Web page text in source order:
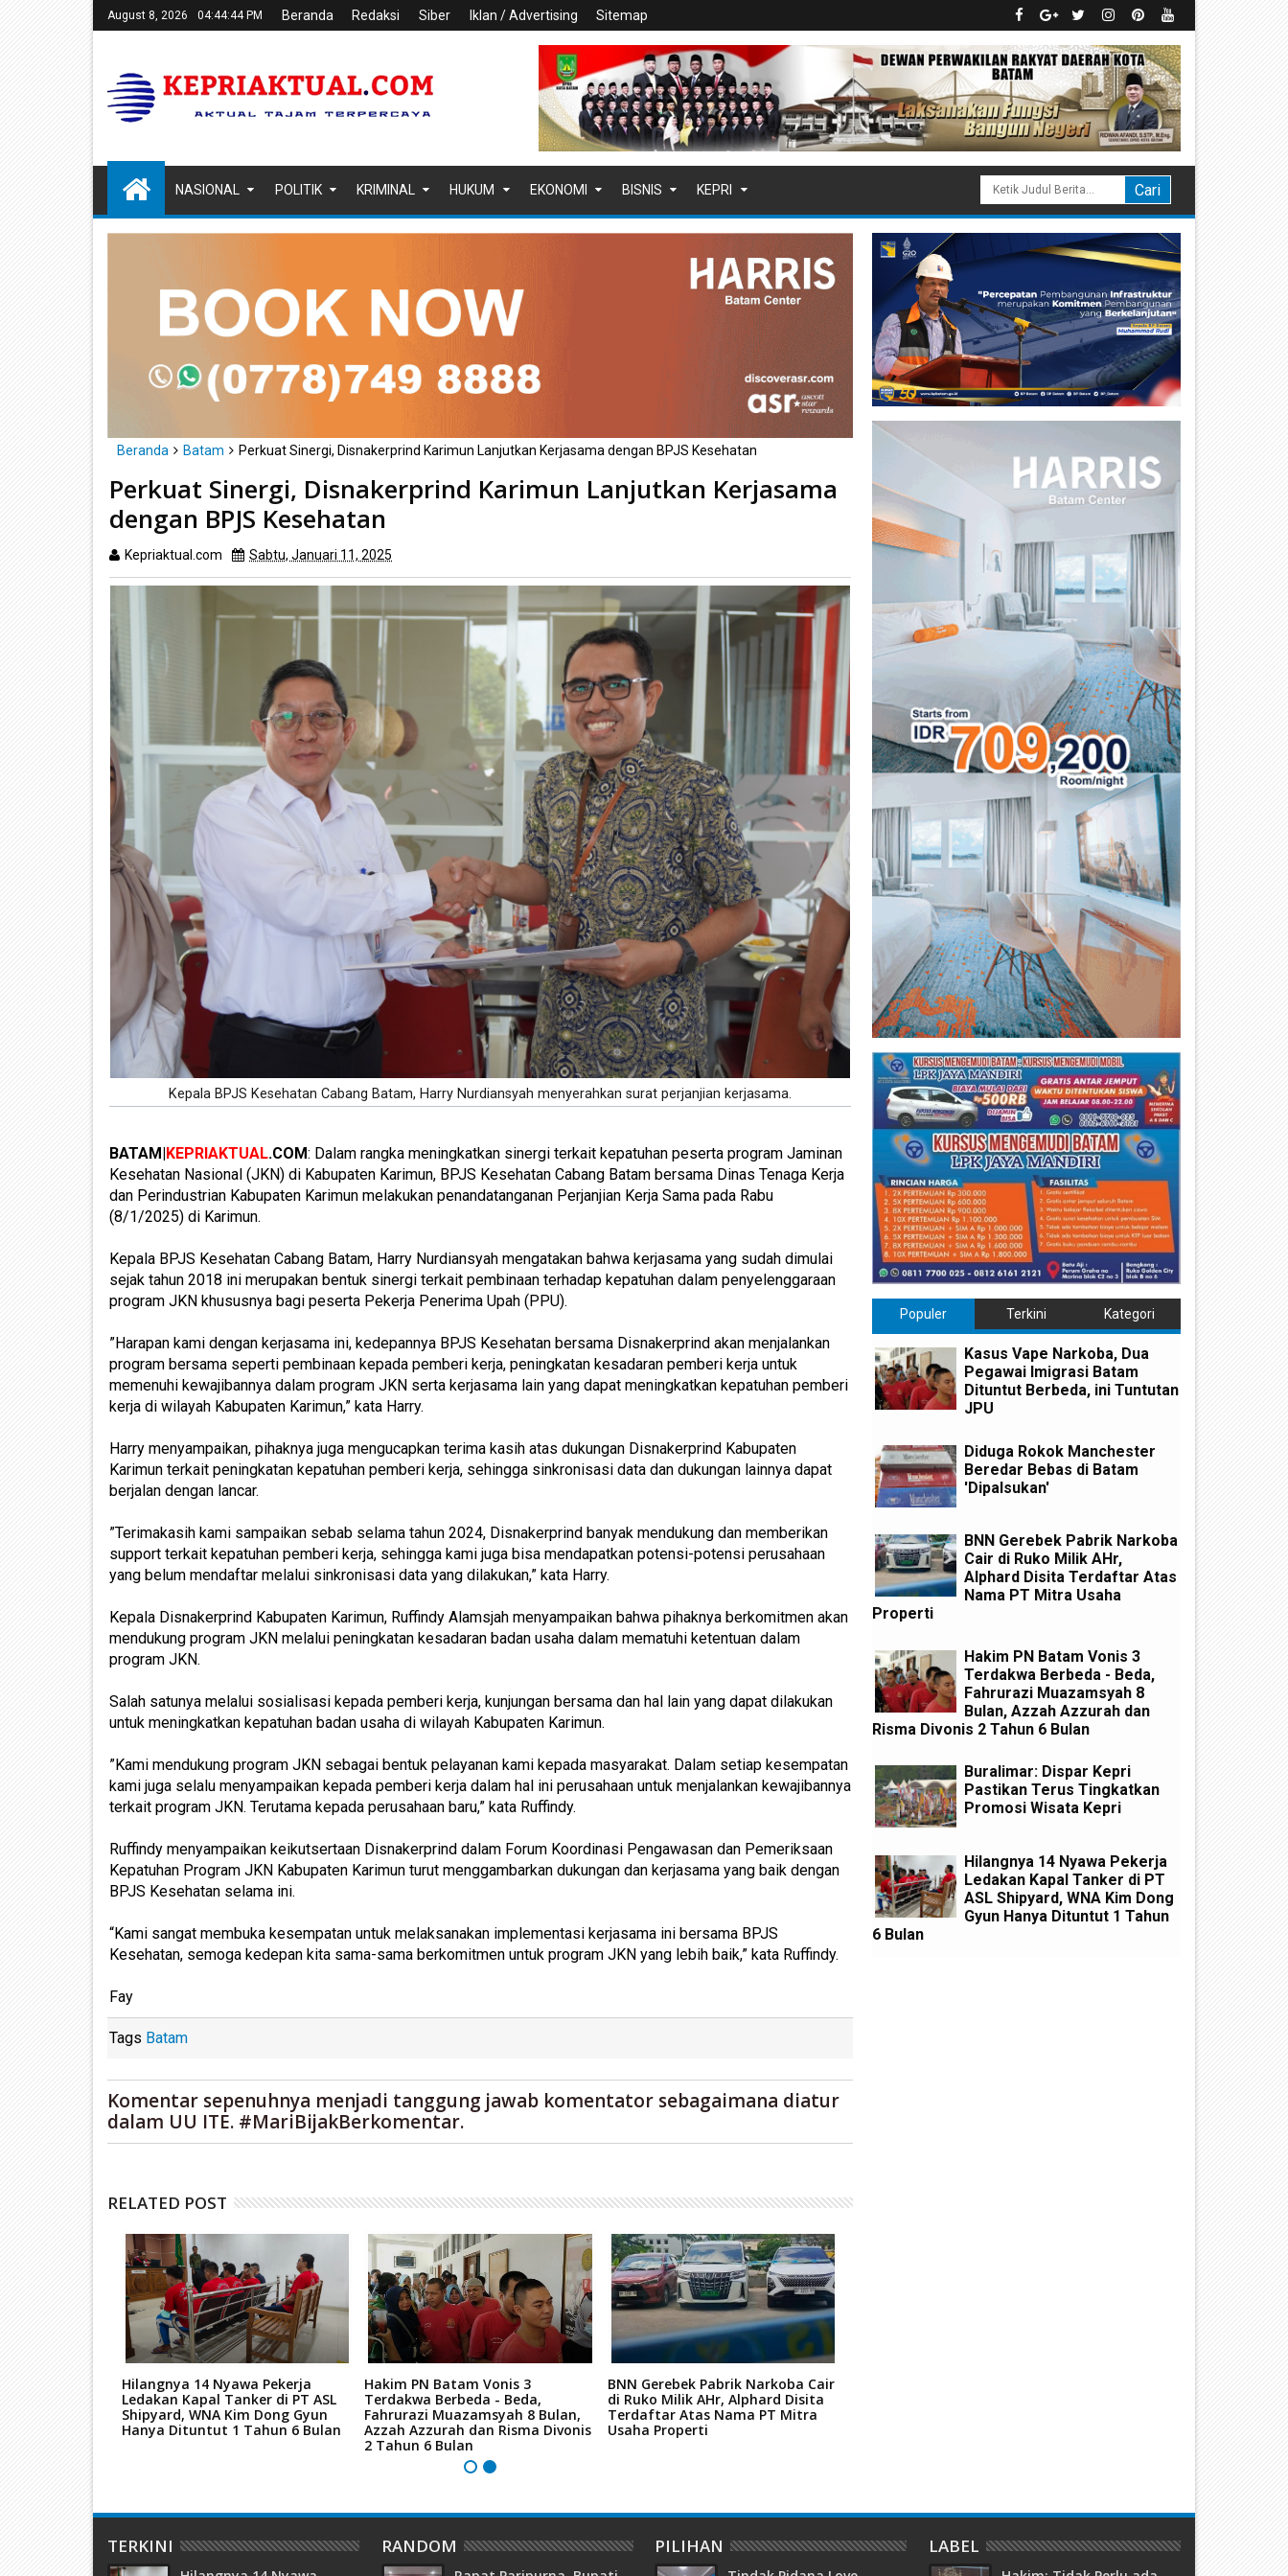
August 8, 2026 04:44:45 PM Beranda Redaksi Siber Iklan / Advertising Sitemap
NASIONAL POLITIK KRIMINAL HUKUM EKONOMI BISNIS KEPRI
Beranda Batam Perkuat Sinergi, Disnakerprind Karimun Lanjutkan Kerjasama dengan BPJS Kesehatan
Perkuat Sinergi, Disnakerprind Karimun Lanjutkan Kerjasama
dengan BPJS Kesehatan
Kepriaktual.com Sabtu, Januari 11, 2025
Kepala BPJS Kesehatan Cabang Batam, Harry Nurdiansyah menyerahkan surat perjanjian kerjasama.
BATAM|KEPRIAKTUAL.COM: Dalam rangka meningkatkan sinergi terkait kepatuhan peserta program Jaminan
Kesehatan Nasional (JKN) di Kabupaten Karimun, BPJS Kesehatan Cabang Batam bersama Dinas Tenaga Kerja
dan Perindustrian Kabupaten Karimun melakukan penandatanganan Perjanjian Kerja Sama pada Rabu
(8/1/2025) di Karimun.
Kepala BPJS Kesehatan Cabang Batam, Harry Nurdiansyah mengatakan bahwa kerjasama yang sudah dimulai
sejak tahun 2018 ini merupakan bentuk sinergi terkait pembinaan terhadap kepatuhan dalam penyelenggaraan
program JKN khususnya bagi peserta Pekerja Penerima Upah (PPU).
”Harapan kami dengan kerjasama ini, kedepannya BPJS Kesehatan bersama Disnakerprind akan menjalankan
program bersama seperti pembinaan kepada pemberi kerja, peningkatan kesadaran pemberi kerja untuk
memenuhi kewajibannya dalam program JKN serta kerjasama lain yang dapat meningkatkan kepatuhan pemberi
kerja di wilayah Kabupaten Karimun,” kata Harry.
Harry menyampaikan, pihaknya juga mengucapkan terima kasih atas dukungan Disnakerprind Kabupaten
Karimun terkait peningkatan kepatuhan pemberi kerja, sehingga sinkronisasi data dan dukungan lainnya dapat
berjalan dengan lancar.
”Terimakasih kami sampaikan sebab selama tahun 2024, Disnakerprind banyak mendukung dan memberikan
support terkait kepatuhan pemberi kerja, sehingga kami juga bisa mendapatkan potensi-potensi perusahaan
yang belum mendaftar melalui sinkronisasi data yang dilakukan,” kata Harry.
Kepala Disnakerprind Kabupaten Karimun, Ruffindy Alamsjah menyampaikan bahwa pihaknya berkomitmen akan
mendukung program JKN melalui peningkatan kesadaran badan usaha dalam mematuhi ketentuan dalam
program JKN.
Salah satunya melalui sosialisasi kepada pemberi kerja, kunjungan bersama dan hal lain yang dapat dilakukan
untuk meningkatkan kepatuhan badan usaha di wilayah Kabupaten Karimun.
”Kami mendukung program JKN sebagai bentuk pelayanan kami kepada masyarakat. Dalam setiap kesempatan
kami juga selalu menyampaikan kepada pemberi kerja dalam hal ini perusahaan untuk menjalankan kewajibannya
terkait program JKN. Terutama kepada perusahaan baru,” kata Ruffindy.
Ruffindy menyampaikan keikutsertaan Disnakerprind dalam Forum Koordinasi Pengawasan dan Pemeriksaan
Kepatuhan Program JKN Kabupaten Karimun turut menggambarkan dukungan dan kerjasama yang baik dengan
BPJS Kesehatan selama ini.
“Kami sangat membuka kesempatan untuk melaksanakan implementasi kerjasama ini bersama BPJS
Kesehatan, semoga kedepan kita sama-sama berkomitmen untuk program JKN yang lebih baik,” kata Ruffindy.
Fay
Tags Batam
Komentar sepenuhnya menjadi tanggung jawab komentator sebagaimana diatur
dalam UU ITE. #MariBijakBerkomentar.
RELATED POST
Hilangnya 14 Nyawa Pekerja
Ledakan Kapal Tanker di PT ASL
Shipyard, WNA Kim Dong Gyun
Hanya Dituntut 1 Tahun 6 Bulan
Hakim PN Batam Vonis 3
Terdakwa Berbeda - Beda,
Fahrurazi Muazamsyah 8 Bulan,
Azzah Azzurah dan Risma Divonis
2 Tahun 6 Bulan
BNN Gerebek Pabrik Narkoba Cair
di Ruko Milik AHr, Alphard Disita
Terdaftar Atas Nama PT Mitra
Usaha Properti
Populer Terkini Kategori
Kasus Vape Narkoba, Dua
Pegawai Imigrasi Batam
Dituntut Berbeda, ini Tuntutan
JPU
Diduga Rokok Manchester
Beredar Bebas di Batam
'Dipalsukan'
BNN Gerebek Pabrik Narkoba
Cair di Ruko Milik AHr,
Alphard Disita Terdaftar Atas
Nama PT Mitra Usaha
Properti
Hakim PN Batam Vonis 3
Terdakwa Berbeda - Beda,
Fahrurazi Muazamsyah 8
Bulan, Azzah Azzurah dan
Risma Divonis 2 Tahun 6 Bulan
Buralimar: Dispar Kepri
Pastikan Terus Tingkatkan
Promosi Wisata Kepri
Hilangnya 14 Nyawa Pekerja
Ledakan Kapal Tanker di PT
ASL Shipyard, WNA Kim Dong
Gyun Hanya Dituntut 1 Tahun
6 Bulan
TERKINI RANDOM PILIHAN LABEL